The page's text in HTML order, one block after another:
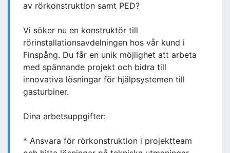
av rörkonstruktion samt PED?
Vi söker nu en konstruktör till
rörinstallationsavdelningen hos vår kund i
Finspång. Du får en unik möjlighet att arbeta
med spännande projekt och bidra till
innovativa lösningar för hjälpsystemen till
gasturbiner.
Dina arbetsuppgifter:
* Ansvara för rörkonstruktion i projektteam